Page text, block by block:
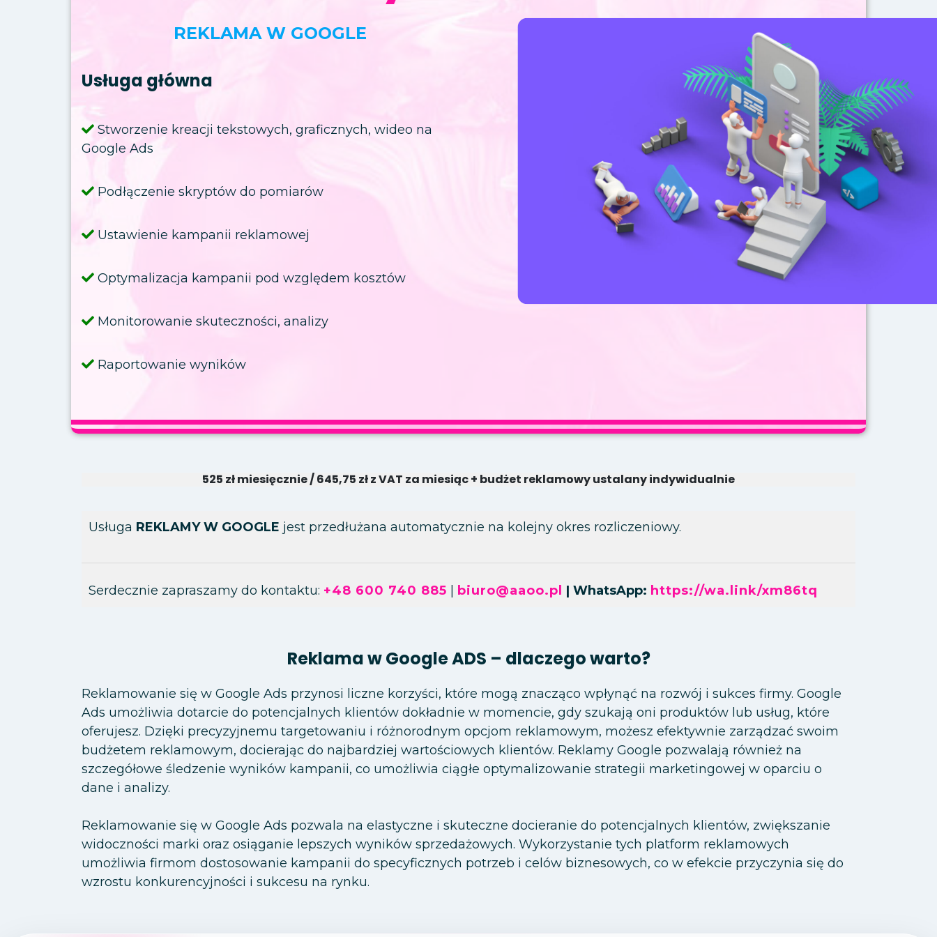
REKLAMA W GOOGLE
Usługa główna
Stworzenie kreacji tekstowych, graficznych, wideo na
Google Ads
Podłączenie skryptów do pomiarów
Ustawienie kampanii reklamowej
Optymalizacja kampanii pod względem kosztów
Monitorowanie skuteczności, analizy
Raportowanie wyników
525 zł miesięcznie / 645,75 zł z VAT za miesiąc + budżet reklamowy ustalany indywidualnie
Usługa REKLAMY W GOOGLE jest przedłużana automatycznie na kolejny okres rozliczeniowy.
Serdecznie zapraszamy do kontaktu: +48 600 740 885 biuro@aaoo.pl | WhatsApp: https://wa.link/xm86tq
Reklama w Google ADS – dlaczego warto?
Reklamowanie się w Google Ads przynosi liczne korzyści, które mogą znacząco wpłynąć na rozwój i sukces firmy. Google
Ads umożliwia dotarcie do potencjalnych klientów dokładnie w momencie, gdy szukają oni produktów lub usług, które
oferujesz. Dzięki precyzyjnemu targetowaniu i różnorodnym opcjom reklamowym, możesz efektywnie zarządzać swoim
budżetem reklamowym, docierając do najbardziej wartościowych klientów. Reklamy Google pozwalają również na
szczegółowe śledzenie wyników kampanii, co umożliwia ciągłe optymalizowanie strategii marketingowej w oparciu o
dane i analizy.
Reklamowanie się w Google Ads pozwala na elastyczne i skuteczne docieranie do potencjalnych klientów, zwiększanie
widoczności marki oraz osiąganie lepszych wyników sprzedażowych. Wykorzystanie tych platform reklamowych
umożliwia firmom dostosowanie kampanii do specyficznych potrzeb i celów biznesowych, co w efekcie przyczynia się do
wzrostu konkurencyjności i sukcesu na rynku.